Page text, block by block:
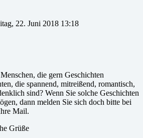
22. Juni 2018 13:18
die gern Geschichten
die spannend, mitreißend, romantisch,
sind? Wenn Sie solche Geschichten
dann melden Sie sich doch bitte bei
Mail.
Grüße